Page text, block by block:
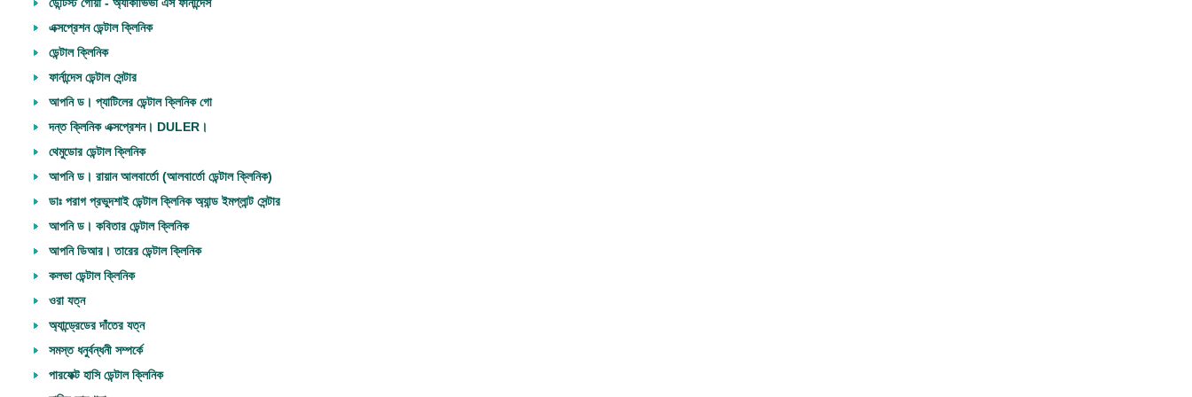
ডেন্টিস্ট গোয়া - অ্যাকাভিভা এস ফার্নান্দেস
এক্সপ্রেশন ডেন্টাল ক্লিনিক
ডেন্টাল ক্লিনিক
ফার্নান্দেস ডেন্টাল সেন্টার
আপনি ড। প্যাটিলের ডেন্টাল ক্লিনিক গো
দন্ত ক্লিনিক এক্সপ্রেশন। DULER।
থেমুডোর ডেন্টাল ক্লিনিক
আপনি ড। রায়ান আলবার্তো (আলবার্তো ডেন্টাল ক্লিনিক)
ডাঃ পরাগ প্রভুদশাই ডেন্টাল ক্লিনিক অ্যান্ড ইমপ্লান্ট সেন্টার
আপনি ড। কবিতার ডেন্টাল ক্লিনিক
আপনি ডিআর। তারের ডেন্টাল ক্লিনিক
কলভা ডেন্টাল ক্লিনিক
ওরা যত্ন
অ্যান্ড্রেডের দাঁতের যত্ন
সমস্ত ধনুর্বন্ধনী সম্পর্কে
পারফেক্ট হাসি ডেন্টাল ক্লিনিক